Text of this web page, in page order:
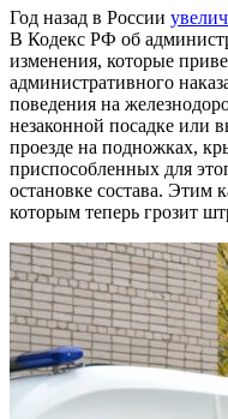
Год назад в России
В Кодекс РФ об
изменения, которые
административного
поведения на
незаконной посадке или
проезде на подножках,
приспособленных для
остановке состава. Этим
которым теперь грозит